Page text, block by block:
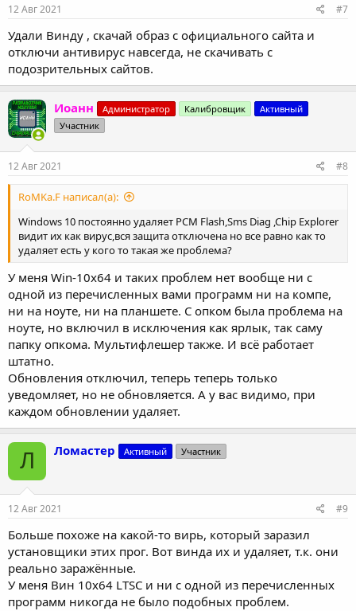
12 Авг 2021 #7
Удали Винду , скачай образ с официального сайта и
отключи антивирус навсегда, не скачивать с
подозрительных сайтов.
Иоанн Администратор Калибровщик
Активный
Участник
12 Авг 2021 #8
RoMKa.F написал(а):
Windows 10 постоянно удаляет PCM Flash,Sms Diag ,Chip Explorer
видит их как вирус,вся защита отключена но все равно как то
удаляет есть у кого то такая же проблема?
У меня Win-10х64 и таких проблем нет вообще ни с
одной из перечисленных вами программ ни на компе,
ни на ноуте, ни на планшете. С опком была проблема на
ноуте, но включил в исключения как ярлык, так саму
папку опкома. Мультифлешер также. И всё работает
штатно.
Обновления отключил, теперь теперь только
уведомляет, но не обновляется. А у вас видимо, при
каждом обновлении удаляет.
Л Ломастер Активный Участник
12 Авг 2021 #9
Больше похоже на какой-то вирь, который заразил
установщики этих прог. Вот винда их и удаляет, т.к. они
реально заражённые.
У меня Вин 10x64 LTSC и ни с одной из перечисленных
программ никогда не было подобных проблем.